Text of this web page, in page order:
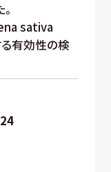
sativa
有効性の検
24